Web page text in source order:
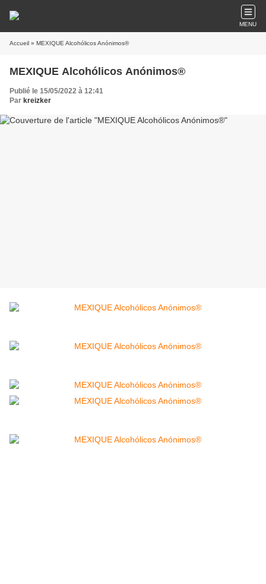
MENU
Accueil » MEXIQUE Alcohólicos Anónimos®
MEXIQUE Alcohólicos Anónimos®
Publié le 15/05/2022 à 12:41
Par kreizker